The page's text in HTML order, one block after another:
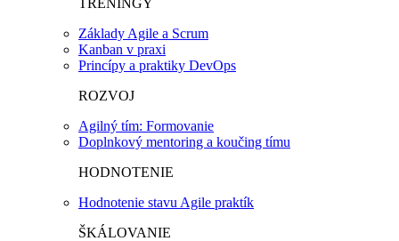
Základy Agile a Scrum
Kanban v praxi
Princípy a praktiky DevOps
ROZVOJ
Agilný tím: Formovanie
Doplnkový mentoring a koučing tímu
HODNOTENIE
Hodnotenie stavu Agile praktík
ŠKÁLOVANIE